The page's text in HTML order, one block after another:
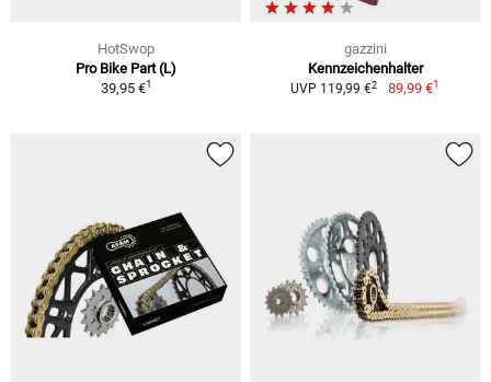
HotSwop
Pro Bike Part (L)
39,95 €1
gazzini
Kennzeichenhalter
UVP 119,99 €2 89,99 €1